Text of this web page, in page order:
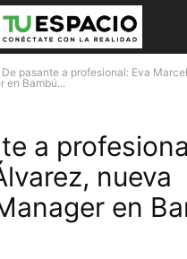
De pasante a profesional: Eva
en Bambú...
a
nueva
en